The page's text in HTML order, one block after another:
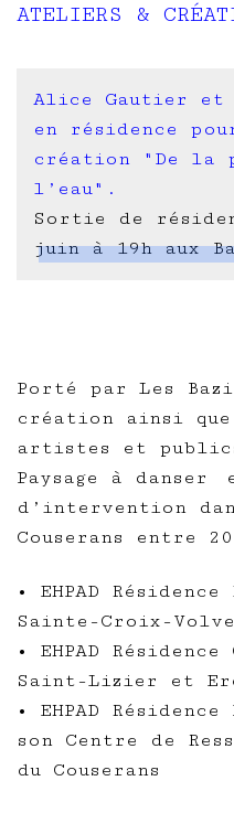
ATELIERS &
Alice Gautier et
en résidence
création "De la
l’eau".
Sortie de
juin à 19h aux
Porté par Les
création ainsi
artistes et
Paysage à danser
d’intervention
Couserans entre
• EHPAD
Sainte-Croix-
• EHPAD
Saint-Lizier et
• EHPAD
son Centre de
du Couserans